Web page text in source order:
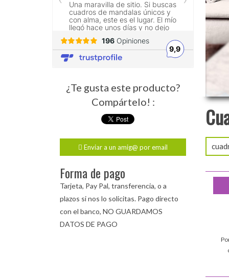
¿Te gusta este producto?
Compártelo! :
Enviar a un amig@ por email
Forma de pago
Tarjeta, Pay Pal, transferencia, o a
plazos si nos lo solicitas. Pago directo
con el banco, NO GUARDAMOS
DATOS DE PAGO